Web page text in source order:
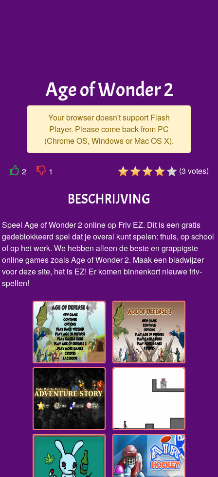
Age of Wonder 2
Your browser doesn't support Flash
Player. Please come back from PC
(Chrome OS, Windows or Mac OS X).
2 1 (3 votes)
BESCHRIJVING
Speel Age of Wonder 2 online op Friv EZ. Dit is een gratis
gedeblokkeerd spel dat je overal kunt spelen: thuis, op school
of op het werk. We hebben alleen de beste en grappigste
online games zoals Age of Wonder 2. Maak een bladwijzer
voor deze site, het is EZ! Er komen binnenkort nieuwe friv-
spellen!